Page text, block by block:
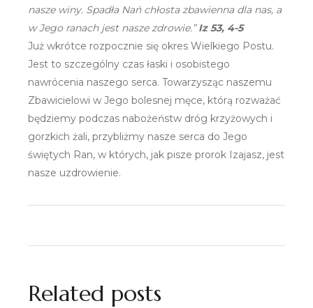
nasze winy. Spadła Nań chłosta zbawienna dla nas, a
w Jego ranach jest nasze zdrowie.”Iz 53, 4-5
Już wkrótce rozpocznie się okres Wielkiego Postu.
Jest to szczególny czas łaski i osobistego
nawrócenia naszego serca. Towarzysząc naszemu
Zbawicielowi w Jego bolesnej męce, którą rozważać
będziemy podczas nabożeństw dróg krzyżowych i
gorzkich żali, przybliżmy nasze serca do Jego
świętych Ran, w których, jak pisze prorok Izajasz, jest
nasze uzdrowienie.
Related posts